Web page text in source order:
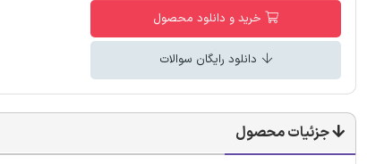
خرید و دانلود محصول
دانلود رایگان سوالات
جزئیات محصول